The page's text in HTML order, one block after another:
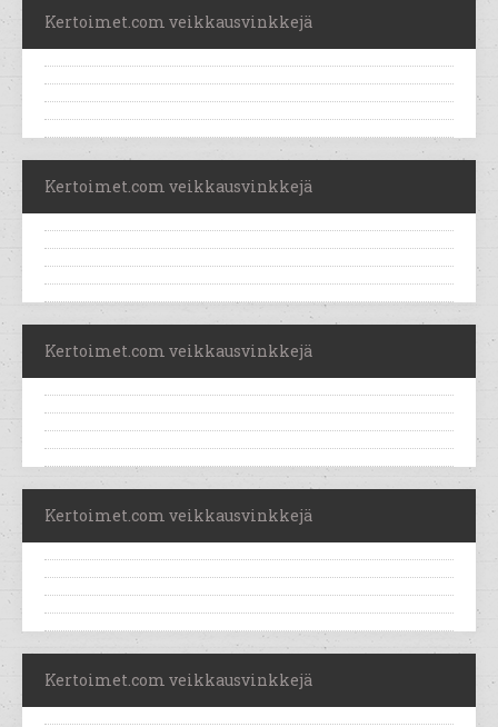
Kertoimet.com veikkausvinkkejä
Kertoimet.com veikkausvinkkejä
Kertoimet.com veikkausvinkkejä
Kertoimet.com veikkausvinkkejä
Kertoimet.com veikkausvinkkejä